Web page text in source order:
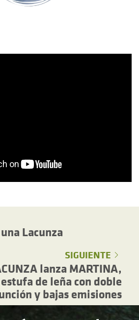
Lacunza
lanza MARTINA,
de leña con doble
y bajas emisiones
SIGUIENTE